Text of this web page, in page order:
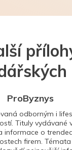
ProByznys
odborným i
Tituly vydávané
informace o
firem.